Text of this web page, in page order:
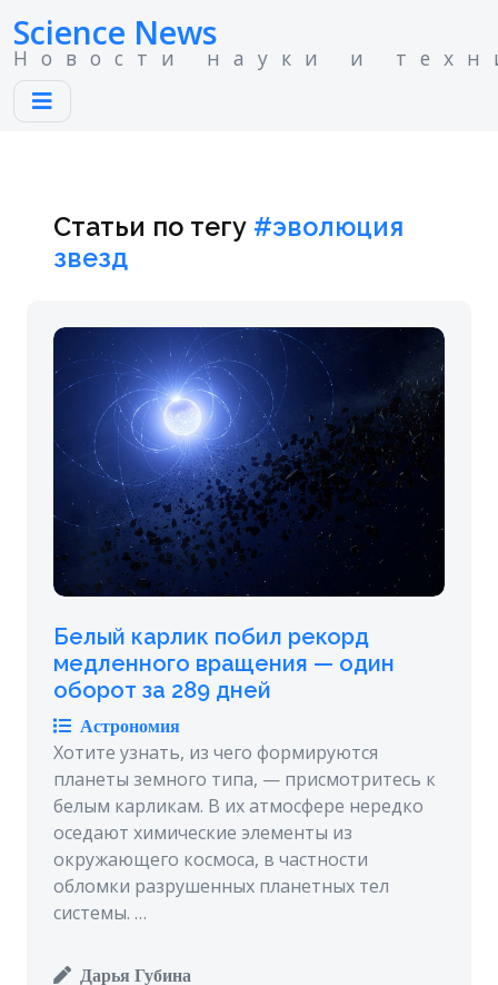
Science News
Новости науки и
Статьи по тегу #эволюция
звезд
Белый карлик побил рекорд
медленного вращения — один
оборот за 289 дней
Астрономия
Хотите узнать, из чего формируются
планеты земного типа, — присмотритесь к
белым карликам. В их атмосфере нередко
оседают химические элементы из
окружающего космоса, в частности
обломки разрушенных планетных тел
системы. …
Дарья Губина